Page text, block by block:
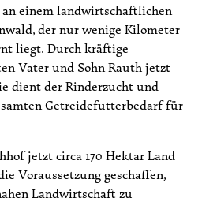
einem landwirtschaftlichen
der nur wenige Kilometer
liegt. Durch kräftige
Vater und Sohn Rauth jetzt
dient der Rinderzucht und
Getreidefutterbedarf für
jetzt circa 170 Hektar Land
Voraussetzung geschaffen,
Landwirtschaft zu